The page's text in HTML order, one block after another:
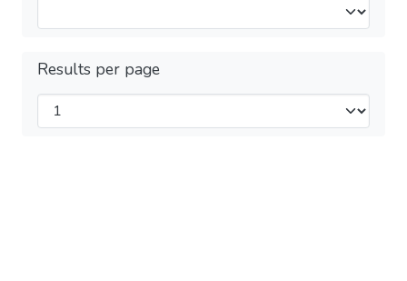
Results per page